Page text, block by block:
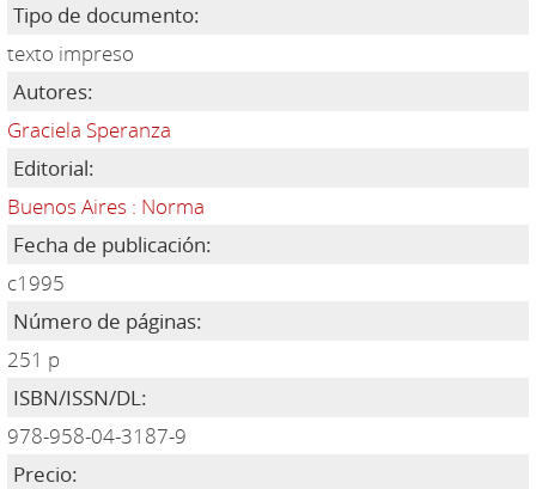
Tipo de documento:
texto impreso
Autores:
Graciela Speranza
Editorial:
Buenos Aires : Norma
Fecha de publicación:
c1995
Número de páginas:
251 p
ISBN/ISSN/DL:
978-958-04-3187-9
Precio: